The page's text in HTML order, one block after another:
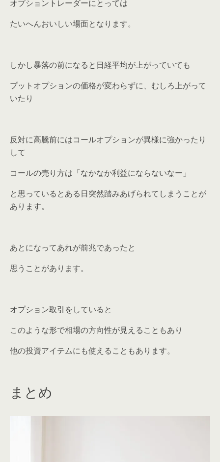
オプショントレーダーにとっては
たいへんおいしい場面となります。
しかし暴落の前になると日経平均が上がっていても
プットオプションの価格が変わらずに、むしろ上がって
いたり
反対に高騰前にはコールオプションが異様に強かったり
して
コールの売り方は「なかなか利益にならないなー」
と思っているとある日突然踏みあげられてしまうことが
あります。
あとになってあれが前兆であったと
思うことがあります。
オプション取引をしていると
このような形で相場の方向性が見えることもあり
他の投資アイテムにも使えることもあります。
まとめ